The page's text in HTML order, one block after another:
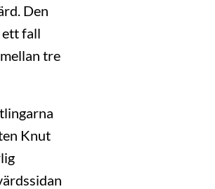
Den
ett fall
tre
Knut